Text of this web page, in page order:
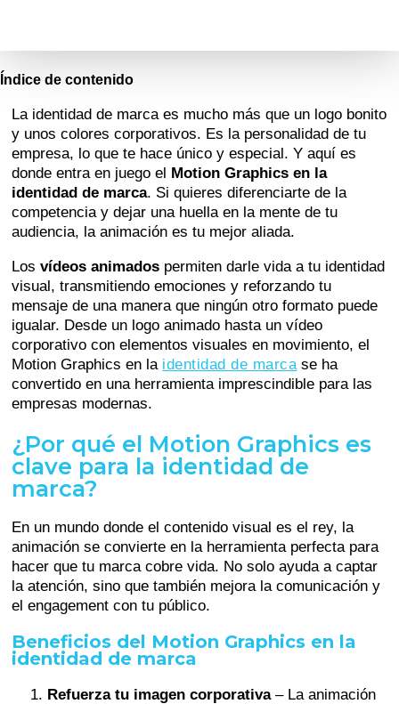
Índice de contenido
La identidad de marca es mucho más que un logo bonito
y unos colores corporativos. Es la personalidad de tu
empresa, lo que te hace único y especial. Y aquí es
donde entra en juego el Motion Graphics en la
identidad de marca. Si quieres diferenciarte de la
competencia y dejar una huella en la mente de tu
audiencia, la animación es tu mejor aliada.
Losvídeos animados permiten darle vida a tu identidad
visual, transmitiendo emociones y reforzando tu
mensaje de una manera que ningún otro formato puede
igualar. Desde un logo animado hasta un vídeo
corporativo con elementos visuales en movimiento, el
Motion Graphics en la identidad de marca se ha
convertido en una herramienta imprescindible para las
empresas modernas.
¿Por qué el Motion Graphics es
clave para la identidad de
marca?
En un mundo donde el contenido visual es el rey, la
animación se convierte en la herramienta perfecta para
hacer que tu marca cobre vida. No solo ayuda a captar
la atención, sino que también mejora la comunicación y
el engagement con tu público.
Beneficios del Motion Graphics en la
identidad de marca
Refuerza tu imagen corporativa– La animación